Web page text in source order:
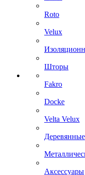
Roto
Velux
Шторы
Fakro
Docke
Velta Velux
Деревянные
Аксессуары